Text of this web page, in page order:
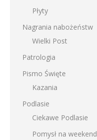
Płyty
Nagrania nabożeństw
Wielki Post
Patrologia
Pismo Święte
Kazania
Podlasie
Ciekawe Podlasie
Pomysł na weekend